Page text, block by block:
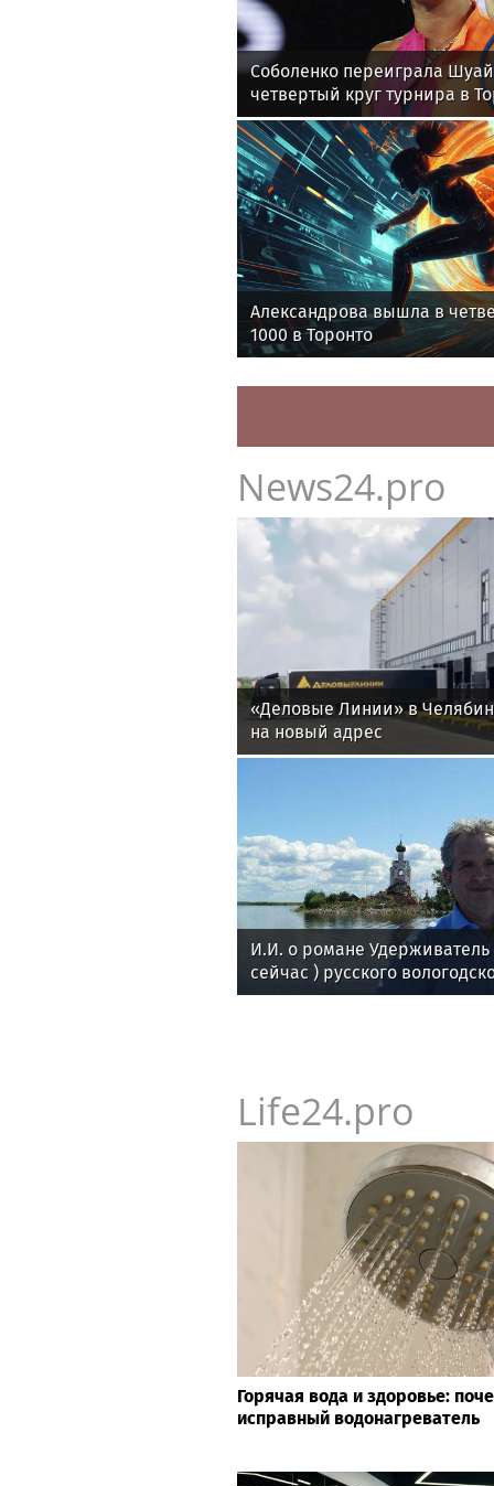
Соболенко переиграла
четвертый круг турнира в
Александрова вышла в
1000 в Торонто
News24.pro
«Деловые Линии» в
на новый адрес
И.И. о романе
сейчас ) русского
поэта Андрея Малышева (
Life24.pro
Горячая вода и здоровье:
исправный водонагреватель